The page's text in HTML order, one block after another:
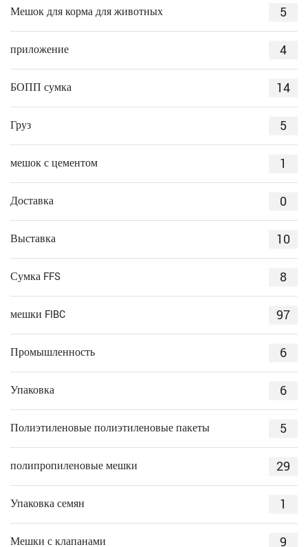
Мешок для корма для животных 5
приложение 4
БОПП сумка 14
Груз 5
мешок с цементом 1
Доставка 0
Выставка 10
Сумка FFS 8
мешки FIBC 97
Промышленность 6
Упаковка 6
Полиэтиленовые полиэтиленовые пакеты 5
полипропиленовые мешки 29
Упаковка семян 1
Мешки с клапанами 9